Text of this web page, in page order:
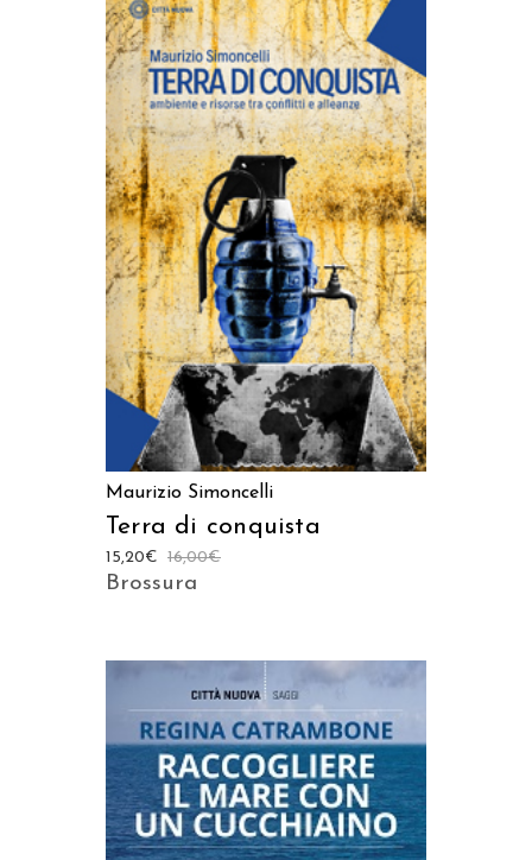
AGGIUNGI AL CARRELLO
Maurizio Simoncelli
Terra di conquista
16,00€
15,20€
Brossura